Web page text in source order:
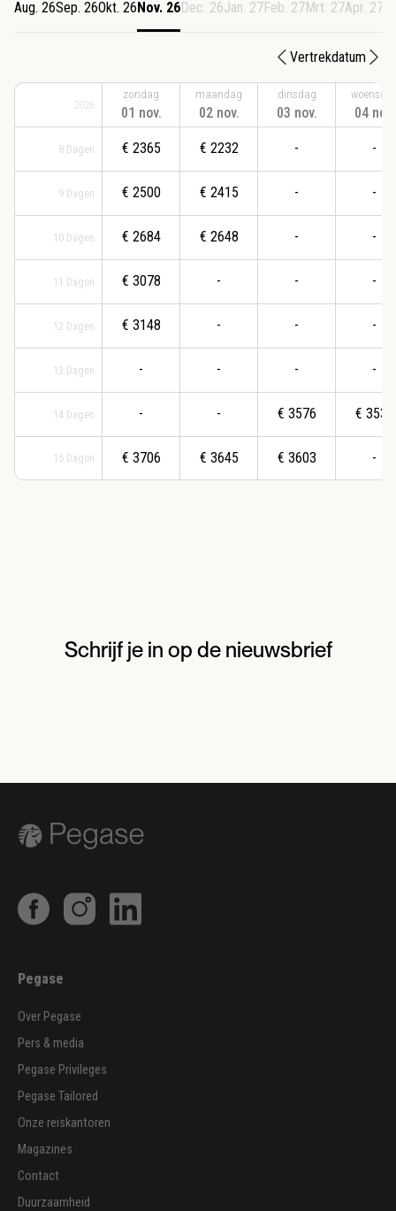
Aug. 26Sep. 26Okt. 26 Nov. 26Dec. 26Jan. 27Feb. 27Mrt. 27Apr. 27
Vertrekdatum
2026
8 Dagen
9 Dagen
10 Dagen
11 Dagen
12 Dagen
13 Dagen
14 Dagen
15 Dagen
zondag
01 nov.
€ 2365
€ 2500
€ 2684
€ 3078
€ 3148
-
-
€ 3706
maandag
02 nov.
€ 2232
€ 2415
€ 2648
-
-
-
-
€ 3645
dinsdag
03 nov.
-
-
-
-
-
-
€ 3576
€ 3603
04 nov.
-
-
-
-
-
-
€ 3533
-
Schrijf je in op de nieuwsbrief
Pegase
Over Pegase
Pers & media
Pegase Privileges
Pegase Tailored
Onze reiskantoren
Magazines
Contact
Duurzaamheid